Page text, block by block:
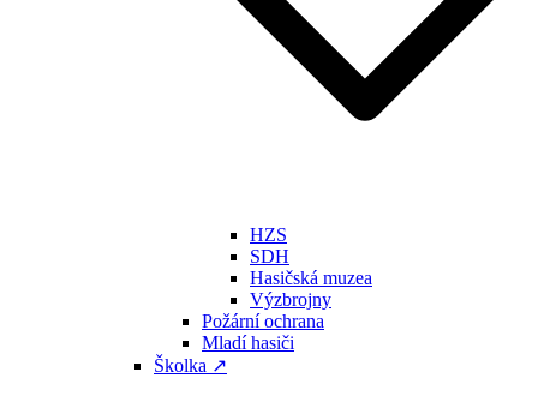
HZS
SDH
Hasičská muzea
Výzbrojny
Požární ochrana
Mladí hasiči
Školka ↗